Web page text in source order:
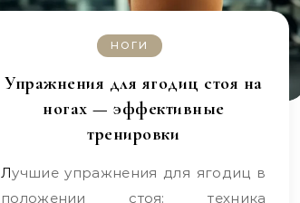
НОГИ
Упражнения для ягодиц стоя на
ногах — эффективные
тренировки
Лучшие упражнения для ягодиц в
положении стоя: техника